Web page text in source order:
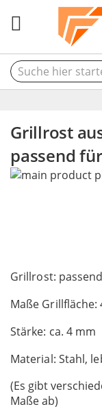
Grillrost
passend
Grillrost:
Maße Grillfläche:
Stärke: ca. 4 mm
Material: Stahl,
(Es gibt
Maße ab)
Skip
gallery
to
beginning
the
images
gallery